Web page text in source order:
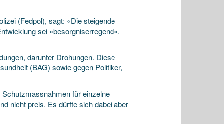
(Fedpol), sagt: «Die steigende
sei «besorgniserregend».
darunter Drohungen. Diese
(BAG) sowie gegen Politiker,
für einzelne
nicht preis. Es dürfte sich dabei aber